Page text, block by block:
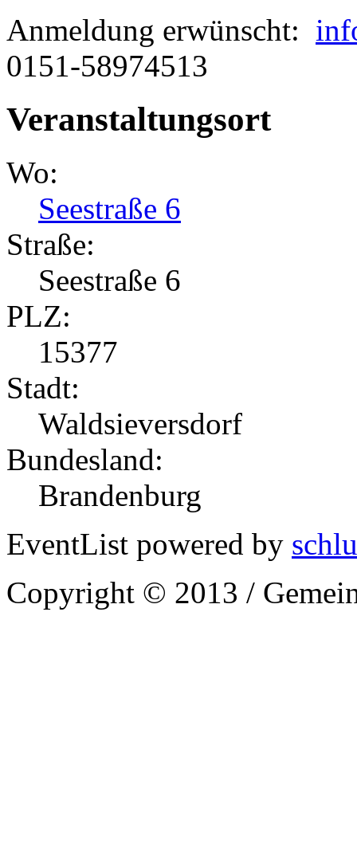
Anmeldung erwünscht:
0151-58974513
Veranstaltungsort
Wo:
Seestraße 6
Straße:
Seestraße 6
PLZ:
15377
Stadt:
Waldsieversdorf
Bundesland:
Brandenburg
EventList powered by
Copyright © 2013 /